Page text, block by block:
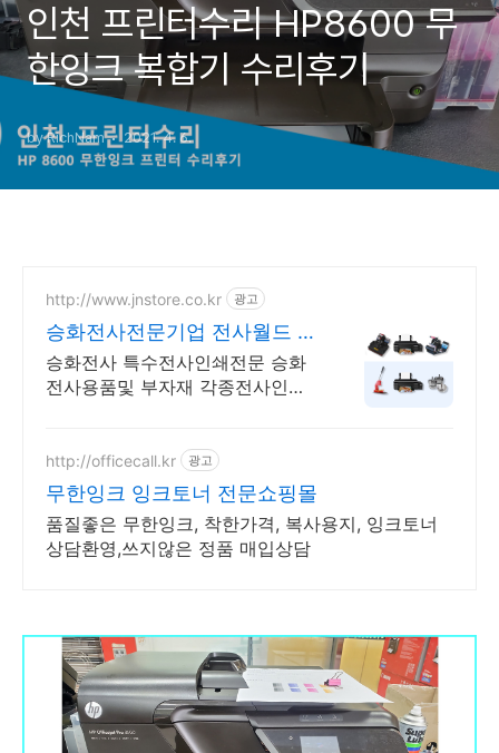
인천 프린터수리 HP8600 무
한잉크 복합기 수리후기
by RichNam 2021. 4. 6.
http://www.jnstore.co.kr 광고
승화전사전문기업 전사월드 포
토머그컵만들기 장비판매
승화전사 특수전사인쇄전문 승화
전사용품및 부자재 각종전사인쇄
http://officecall.kr 광고
무한잉크 잉크토너 전문쇼핑몰
품질좋은 무한잉크, 착한가격, 복사용지, 잉크토너
상담환영,쓰지않은 정품 매입상담